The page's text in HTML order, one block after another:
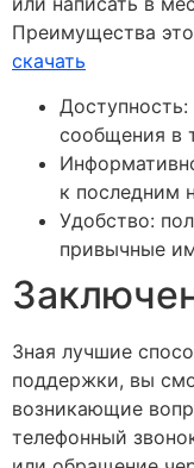
Преимущества
скачать
сообщения в
к последним
Удобство:
привычные
Зная лучшие
поддержки, вы
возникающие
телефонный